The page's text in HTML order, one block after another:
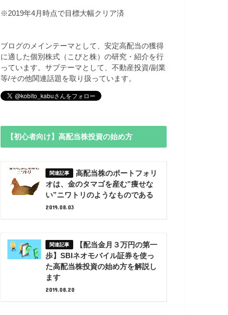
※2019年4月時点で目標大幅クリア済
ブログのメインテーマとして、安定高配当の獲得
に適した個別株式（こびと株）の研究・紹介を行
っています。サブテーマとして、不動産投資/副業
等/その他関連話題を取り扱っています。
【初心者向け】高配当株投資の始め方
高配当株のポートフォリ
オは、金のタマゴを産む”痩せな
い”ニワトリのようなものである
2019.08.03
【配当金月３万円の第一
歩】SBIネオモバイル証券を使っ
た高配当株投資の始め方を解説し
ます
2019.08.20